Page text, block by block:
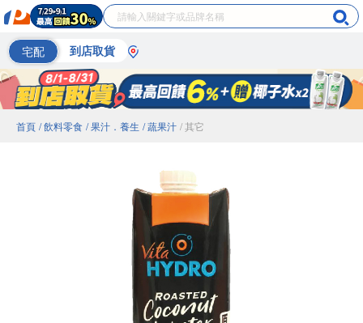
宅配 到店取貨
首頁 / 飲料零食 / 果汁．養生 / 蔬果汁 / 其它